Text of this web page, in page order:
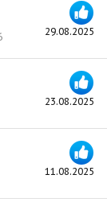
29.08.2025
23.08.2025
11.08.2025